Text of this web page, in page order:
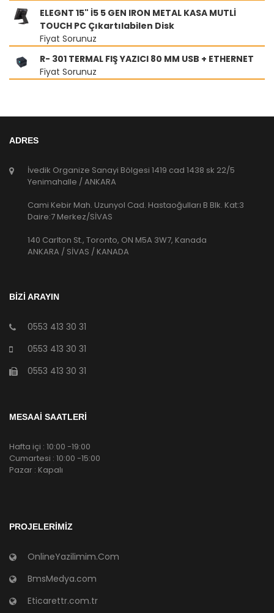
ELEGNT 15" İ5 5 GEN IRON METAL KASA MUTLİ
TOUCH PC Çıkartılabilen Disk
Fiyat Sorunuz
R- 301 TERMAL FIŞ YAZICI 80 MM USB + ETHERNET
Fiyat Sorunuz
ADRES
İvedik Organize Sanayi Bölgesi 1419 cad 1438 sk 22/5
Yenimahalle / ANKARA
Cami Kebir Mah. Uzunyol Cad. Hastaoğulları B Blk. Kat:3
Daire:7 Merkez/SİVAS
140 Carlton St., Toronto, ON M5A 3W7, Kanada
ANKARA / SİVAS / KANADA
BİZİ ARAYIN
0553 413 30 31
0553 413 30 31
0553 413 30 31
MESAAİ SAATLERİ
Hafta içi : 10:00 -19:00
Cumartesi : 10:00 -15:00
Pazar : Kapalı
PROJELERIMIZ
OnlineYazilimim.Com
BmsMedya.com
Eticarettr.com.tr